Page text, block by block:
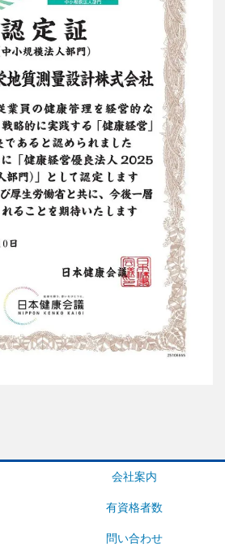
会社案内
有資格者数
問い合わせ